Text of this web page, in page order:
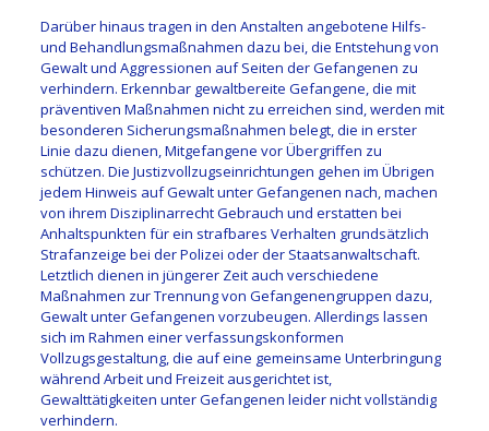
Darüber hinaus tragen in den Anstalten angebotene Hilfs-
und Behandlungsmaßnahmen dazu bei, die Entstehung von
Gewalt und Aggressionen auf Seiten der Gefangenen zu
verhindern. Erkennbar gewaltbereite Gefangene, die mit
präventiven Maßnahmen nicht zu erreichen sind, werden mit
besonderen Sicherungsmaßnahmen belegt, die in erster
Linie dazu dienen, Mitgefangene vor Übergriffen zu
schützen. Die Justizvollzugseinrichtungen gehen im Übrigen
jedem Hinweis auf Gewalt unter Gefangenen nach, machen
von ihrem Disziplinarrecht Gebrauch und erstatten bei
Anhaltspunkten für ein strafbares Verhalten grundsätzlich
Strafanzeige bei der Polizei oder der Staatsanwaltschaft.
Letztlich dienen in jüngerer Zeit auch verschiedene
Maßnahmen zur Trennung von Gefangenengruppen dazu,
Gewalt unter Gefangenen vorzubeugen. Allerdings lassen
sich im Rahmen einer verfassungskonformen
Vollzugsgestaltung, die auf eine gemeinsame Unterbringung
während Arbeit und Freizeit ausgerichtet ist,
Gewalttätigkeiten unter Gefangenen leider nicht vollständig
verhindern.